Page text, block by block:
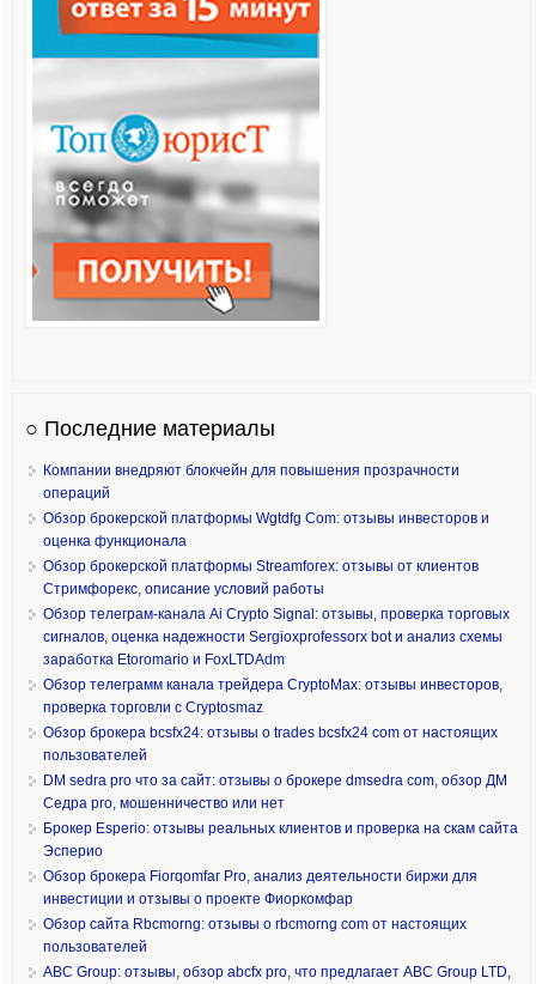
○ Последние материалы
Компании внедряют блокчейн для повышения прозрачности
операций
Обзор брокерской платформы Wgtdfg Com: отзывы инвесторов и
оценка функционала
Обзор брокерской платформы Streamforex: отзывы от клиентов
Стримфорекс, описание условий работы
Обзор телеграм-канала Ai Crypto Signal: отзывы, проверка торговых
сигналов, оценка надежности Sergioxprofessorx bot и анализ схемы
заработка Etoromario и FoxLTDAdm
Обзор телеграмм канала трейдера CryptoMax: отзывы инвесторов,
проверка торговли с Cryptosmaz
Обзор брокера bcsfx24: отзывы о trades bcsfx24 com от настоящих
пользователей
DM sedra pro что за сайт: отзывы о брокере dmsedra com, обзор ДМ
Седра pro, мошенничество или нет
Брокер Esperio: отзывы реальных клиентов и проверка на скам сайта
Эсперио
Обзор брокера Fiorqomfar Pro, анализ деятельности биржи для
инвестиции и отзывы о проекте Фиоркомфар
Обзор сайта Rbcmorng: отзывы о rbcmorng com от настоящих
пользователей
ABC Group: отзывы, обзор abcfx pro, что предлагает ABC Group LTD,